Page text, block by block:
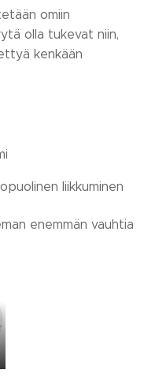
omiin
olla tukevat niin,
kenkään
liikkuminen
enemmän vauhtia